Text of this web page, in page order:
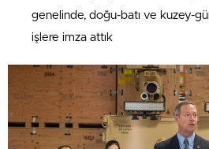
genelinde, doğu-batı ve kuzey-
işlere imza attık